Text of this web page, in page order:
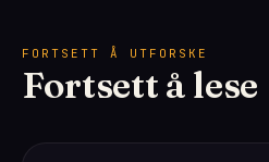
FORTSETT Å UTFORSKE
Fortsett å lese